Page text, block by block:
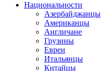
Национальности
Азербайджанцы
Американцы
Англичане
Грузины
Евреи
Итальянцы
Китайцы